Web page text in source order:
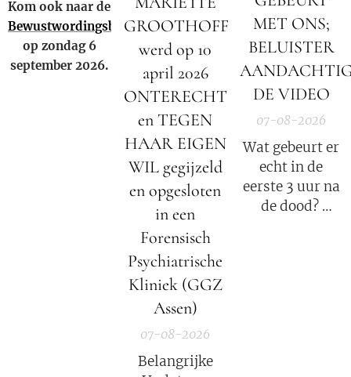
Kom ook naar de
Bewustwordingsbeurs
op zondag 6
september 2026.
GROOTHOFF
werd op 10
april 2026
ONTERECHT
en TEGEN
HAAR EIGEN
WIL gegijzeld
en opgesloten
in een
Forensisch
Psychiatrische
Kliniek (GGZ
Assen)
07-08-2026
Belangrijke
MET ONS;
BELUISTER
DE VIDEO
07-08-2026
Wat gebeurt er
echt in de
eerste 3 uur na
de dood?